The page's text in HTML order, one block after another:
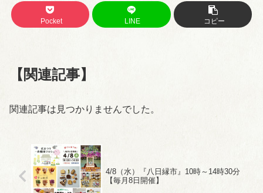
Pocket LINE コピー
【関連記事】
関連記事は見つかりませんでした。
4/8（水）『八日縁市』10時～14時30分
【毎月8日開催】